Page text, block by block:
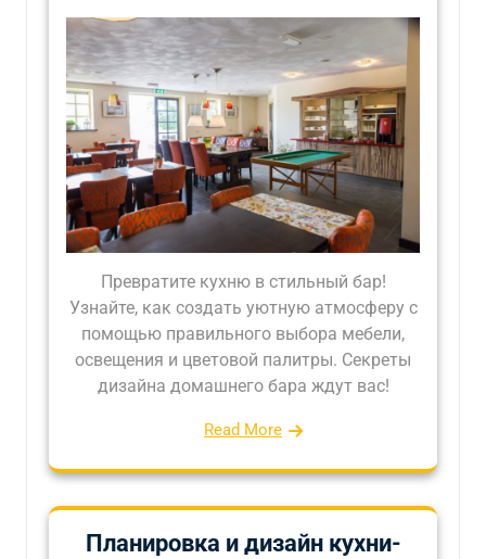
Превратите кухню в стильный бар!
Узнайте, как создать уютную атмосферу с
помощью правильного выбора мебели,
освещения и цветовой палитры. Секреты
дизайна домашнего бара ждут вас!
Read More
Планировка и дизайн кухни-